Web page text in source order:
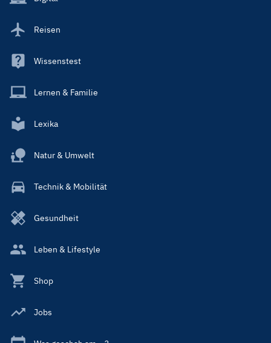
Reisen
Wissenstest
Lernen & Familie
Lexika
Natur & Umwelt
Technik & Mobilität
Gesundheit
Leben & Lifestyle
Shop
Jobs